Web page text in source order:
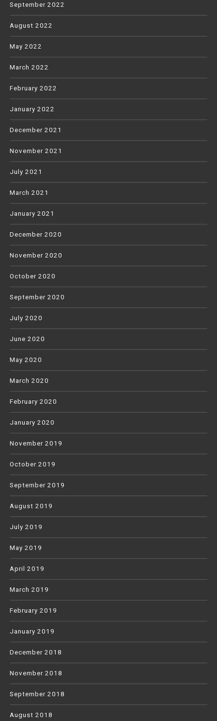
September 2022
August 2022
May 2022
March 2022
February 2022
January 2022
December 2021
November 2021
July 2021
March 2021
January 2021
December 2020
November 2020
October 2020
September 2020
July 2020
June 2020
May 2020
March 2020
February 2020
January 2020
November 2019
October 2019
September 2019
August 2019
July 2019
May 2019
April 2019
March 2019
February 2019
January 2019
December 2018
November 2018
September 2018
August 2018